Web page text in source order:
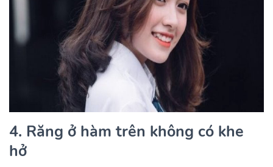
4. Răng ở hàm trên không có khe
hở